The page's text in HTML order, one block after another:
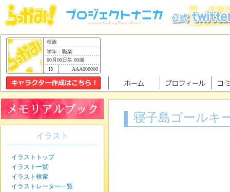
種族
学年：職業
00月00日生 00歳
AAA000000
寝子島ゴールキ
イラスト
イラストトップ
イラスト一覧
イラスト検索
イラストレーター一覧